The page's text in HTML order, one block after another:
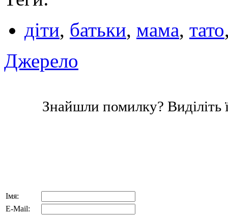
діти, батьки, мама, тато
Джерело
Знайшли помилку? Виділіть
Імя:
E-Mail: